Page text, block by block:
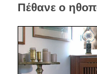
Πέθανε ο